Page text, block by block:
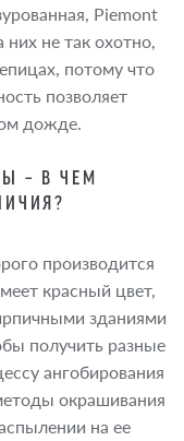
Piemont
не так охотно,
потому что
позволяет
дожде.
– В ЧЕМ
производится
красный цвет,
зданиями
получить разные
ангобирования
окрашивания
на ее